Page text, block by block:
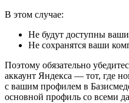
В этом случае:
Не будут доступны
Не сохранятся ваши
Поэтому обязательно
аккаунт Яндекса — тот, где
с вашим профилем в
основной профиль со всеми